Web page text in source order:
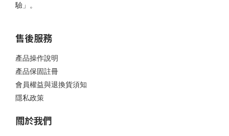
驗」。
售後服務
產品操作說明
產品保固註冊
會員權益與退換貨須知
隱私政策
關於我們